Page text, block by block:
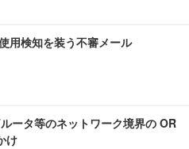
用検知を装う不審メール
ータ等のネットワーク境界の OR
け